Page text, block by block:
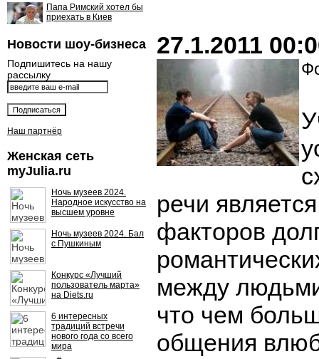
Папа Римский хотел бы
приехать в Киев
Новости шоу-бизнеса
Подпишитесь на нашу
рассылку
Наш партнёр
Женская сеть
myJulia.ru
Ночь музеев 2024.
Народное искусство на
высшем уровне
Ночь музеев 2024. Бал
с Пушкиным
Конкурс «Лучший
пользователь марта»
на Diets.ru
6 интересных
традиций встречи
нового года со всего
мира
27.1.2011
речи
факторов
между
что чем
общения